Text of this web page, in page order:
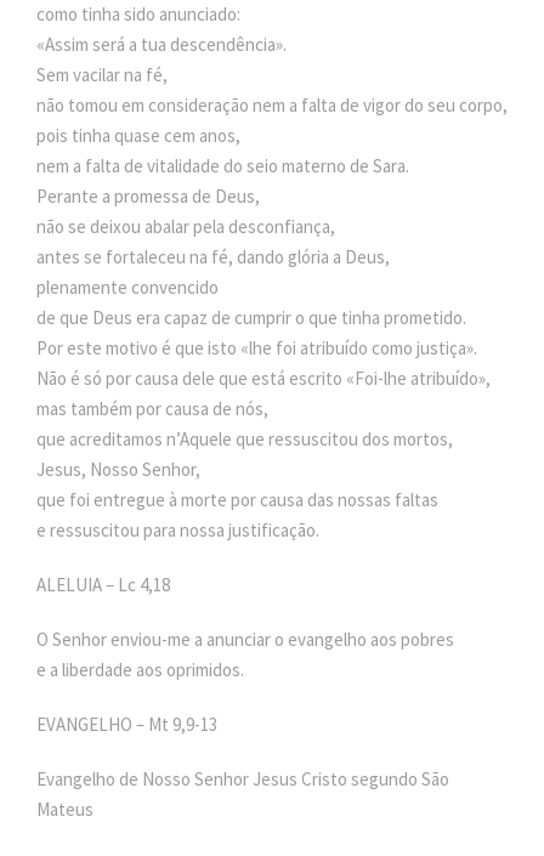
como tinha sido anunciado:
«Assim será a tua descendência».
Sem vacilar na fé,
não tomou em consideração nem a falta de vigor do seu corpo,
pois tinha quase cem anos,
nem a falta de vitalidade do seio materno de Sara.
Perante a promessa de Deus,
não se deixou abalar pela desconfiança,
antes se fortaleceu na fé, dando glória a Deus,
plenamente convencido
de que Deus era capaz de cumprir o que tinha prometido.
Por este motivo é que isto «lhe foi atribuído como justiça».
Não é só por causa dele que está escrito «Foi-lhe atribuído»,
mas também por causa de nós,
que acreditamos n’Aquele que ressuscitou dos mortos,
Jesus, Nosso Senhor,
que foi entregue à morte por causa das nossas faltas
e ressuscitou para nossa justificação.
ALELUIA – Lc 4,18
O Senhor enviou-me a anunciar o evangelho aos pobres
e a liberdade aos oprimidos.
EVANGELHO – Mt 9,9-13
Evangelho de Nosso Senhor Jesus Cristo segundo São
Mateus